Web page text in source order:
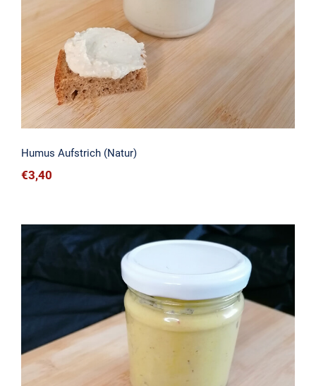
Humus Aufstrich (Natur)
€3,40
Curry-Humus Aufstrich